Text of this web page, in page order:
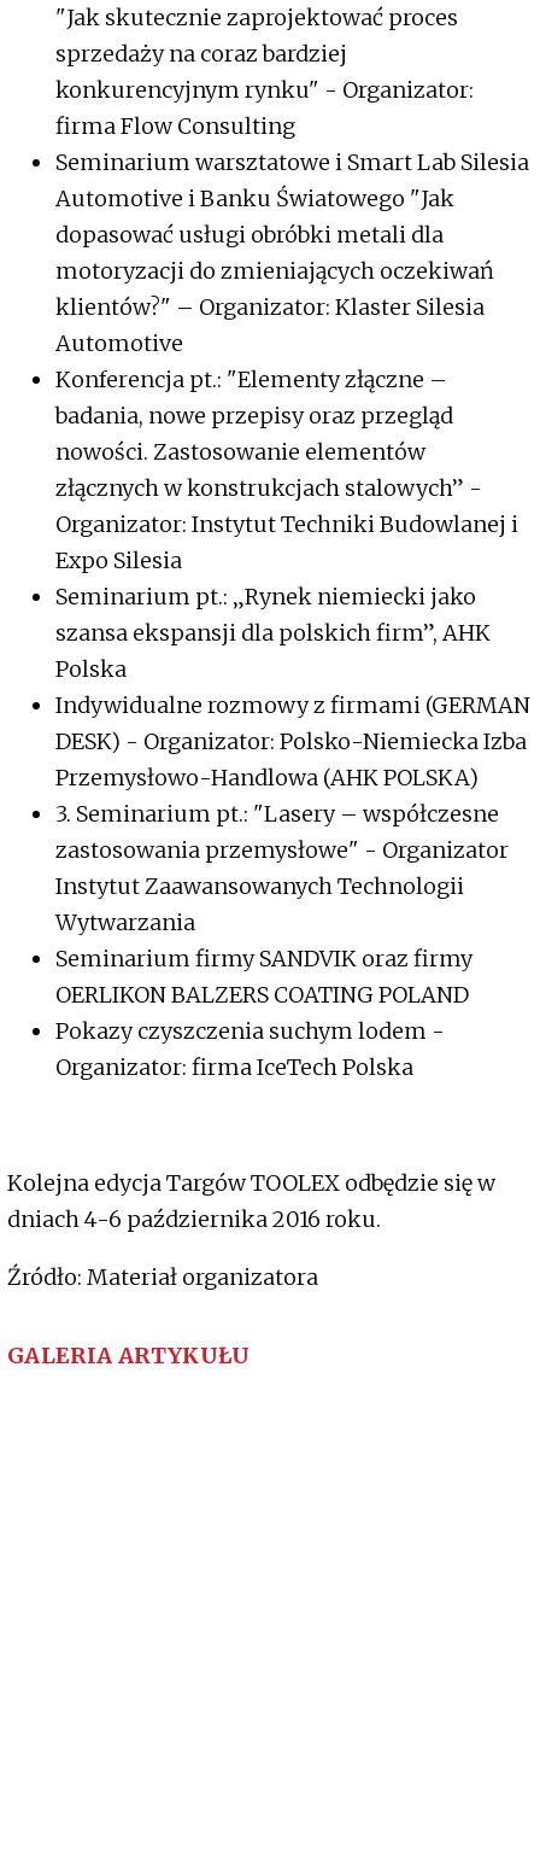
"Jak skutecznie zaprojektować proces
sprzedaży na coraz bardziej
konkurencyjnym rynku" - Organizator:
firma Flow Consulting
Seminarium warsztatowe i Smart Lab Silesia
Automotive i Banku Światowego "Jak
dopasować usługi obróbki metali dla
motoryzacji do zmieniających oczekiwań
klientów?" – Organizator: Klaster Silesia
Automotive
Konferencja pt.: "Elementy złączne –
badania, nowe przepisy oraz przegląd
nowości. Zastosowanie elementów
złącznych w konstrukcjach stalowych” -
Organizator: Instytut Techniki Budowlanej i
Expo Silesia
Seminarium pt.: „Rynek niemiecki jako
szansa ekspansji dla polskich firm”, AHK
Polska
Indywidualne rozmowy z firmami (GERMAN
DESK) - Organizator: Polsko-Niemiecka Izba
Przemysłowo-Handlowa (AHK POLSKA)
3. Seminarium pt.: "Lasery – współczesne
zastosowania przemysłowe" - Organizator
Instytut Zaawansowanych Technologii
Wytwarzania
Seminarium firmy SANDVIK oraz firmy
OERLIKON BALZERS COATING POLAND
Pokazy czyszczenia suchym lodem -
Organizator: firma IceTech Polska
Kolejna edycja Targów TOOLEX odbędzie się w
dniach 4-6 października 2016 roku.
Źródło: Materiał organizatora
GALERIA ARTYKUŁU